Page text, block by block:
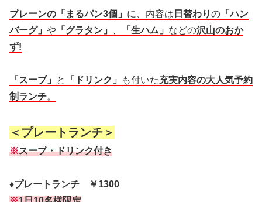
プレーンの「まるパン3個」 に、内容は 日替わりの 「ハン
バーグ」 や 「グラタン」 「生ハム」 などの沢山のおか
ず!
「スープ」 と 「ドリンク」 も付いた充実内容の大人気予約
制ランチ。
＜プレートランチ＞
※スープ・ドリンク付き
♦プレートランチ ￥1300